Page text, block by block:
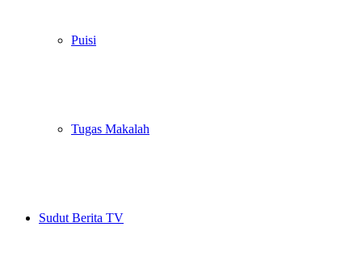
Puisi
Tugas Makalah
Sudut Berita TV